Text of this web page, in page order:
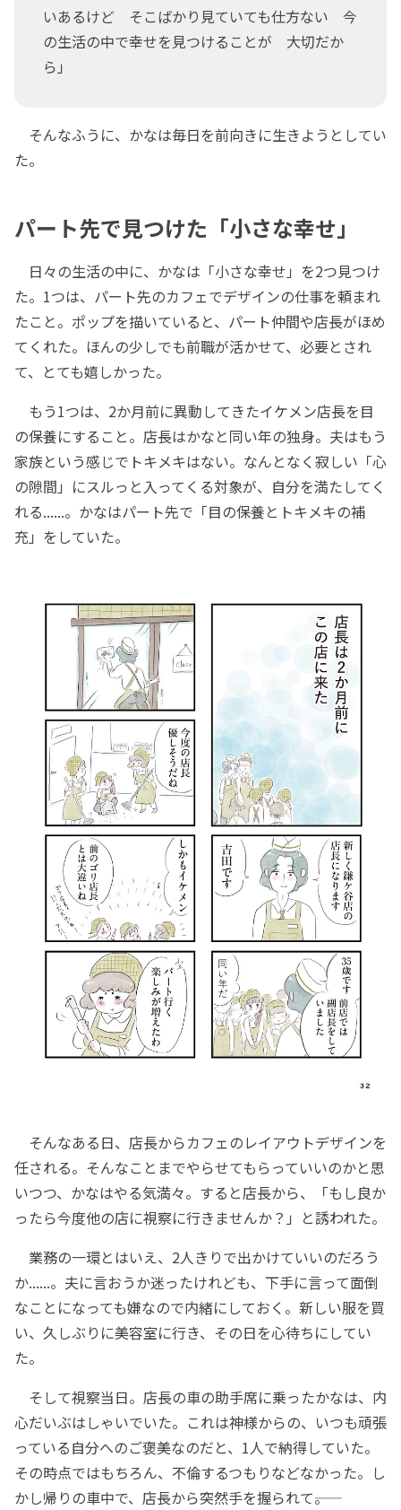
いあるけど そこばかり見ていても仕方ない 今
の生活の中で幸せを見つけることが 大切だか
ら」
そんなふうに、かなは毎日を前向きに生きようとしてい
た。
パート先で見つけた「小さな幸せ」
日々の生活の中に、かなは「小さな幸せ」を2つ見つけ
た。1つは、パート先のカフェでデザインの仕事を頼まれ
たこと。ポップを描いていると、パート仲間や店長がほめ
てくれた。ほんの少しでも前職が活かせて、必要とされ
て、とても嬉しかった。
もう1つは、2か月前に異動してきたイケメン店長を目
の保養にすること。店長はかなと同い年の独身。夫はもう
家族という感じでトキメキはない。なんとなく寂しい「心
の隙間」にスルっと入ってくる対象が、自分を満たしてく
れる......。かなはパート先で「目の保養とトキメキの補
充」をしていた。
そんなある日、店長からカフェのレイアウトデザインを
任される。そんなことまでやらせてもらっていいのかと思
いつつ、かなはやる気満々。すると店長から、「もし良か
ったら今度他の店に視察に行きませんか？」と誘われた。
業務の一環とはいえ、2人きりで出かけていいのだろう
か......。夫に言おうか迷ったけれども、下手に言って面倒
なことになっても嫌なので内緒にしておく。新しい服を買
い、久しぶりに美容室に行き、その日を心待ちにしてい
た。
そして視察当日。店長の車の助手席に乗ったかなは、内
心だいぶはしゃいでいた。これは神様からの、いつも頑張
っている自分へのご褒美なのだと、1人で納得していた。
その時点ではもちろん、不倫するつもりなどなかった。し
かし帰りの車中で、店長から突然手を握られて――。